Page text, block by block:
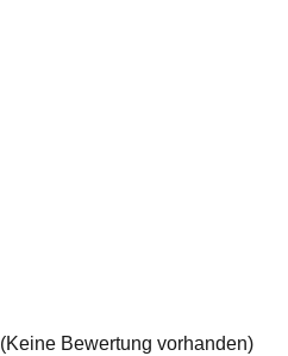
(Keine Bewertung vorhanden)